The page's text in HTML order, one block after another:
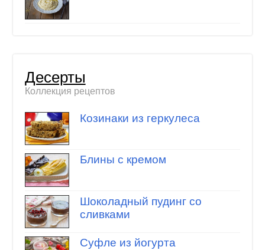
Десерты
Коллекция рецептов
Козинаки из геркулеса
Блины с кремом
Шоколадный пудинг со
сливками
Суфле из йогурта